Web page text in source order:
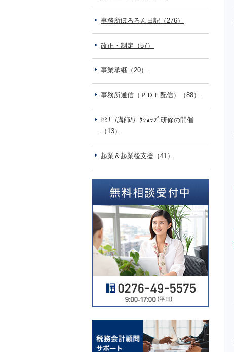
事務所ほろろん日記（276）
改正・制定（57）
事業承継（20）
事務所通信（ＰＤＦ配信）（88）
ｾﾐﾅｰ/講師/ﾜｰｸｼｮｯﾌﾟ研修の開催
（13）
起業＆起業後支援（41）